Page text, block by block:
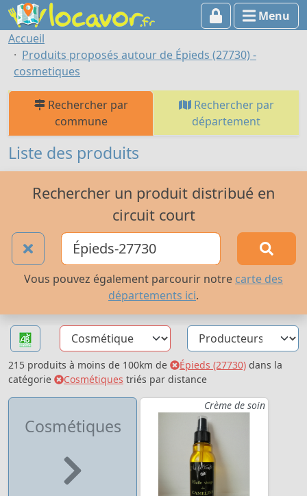
Menu
Accueil
Produits proposés autour de Épieds (27730) -
cosmetiques
Rechercher par
commune
Rechercher par
département
Liste des produits
Rechercher un produit distribué en
circuit court
Vous pouvez également parcourir notre carte des
départements ici.
215 produits à moins de 100km de Épieds (27730) dans la
catégorie
Cosmétiques triés par distance
Cosmétiques
Crème de soin